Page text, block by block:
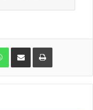
WhatsApp